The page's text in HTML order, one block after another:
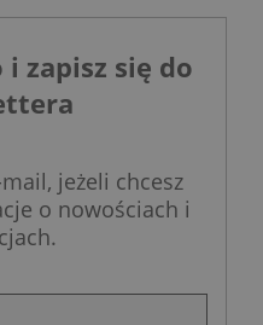
i zapisz się do
jeżeli chcesz
o nowościach i